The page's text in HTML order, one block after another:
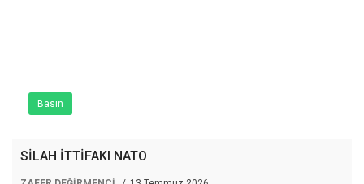
Basın
SİLAH İTTİFAKI NATO